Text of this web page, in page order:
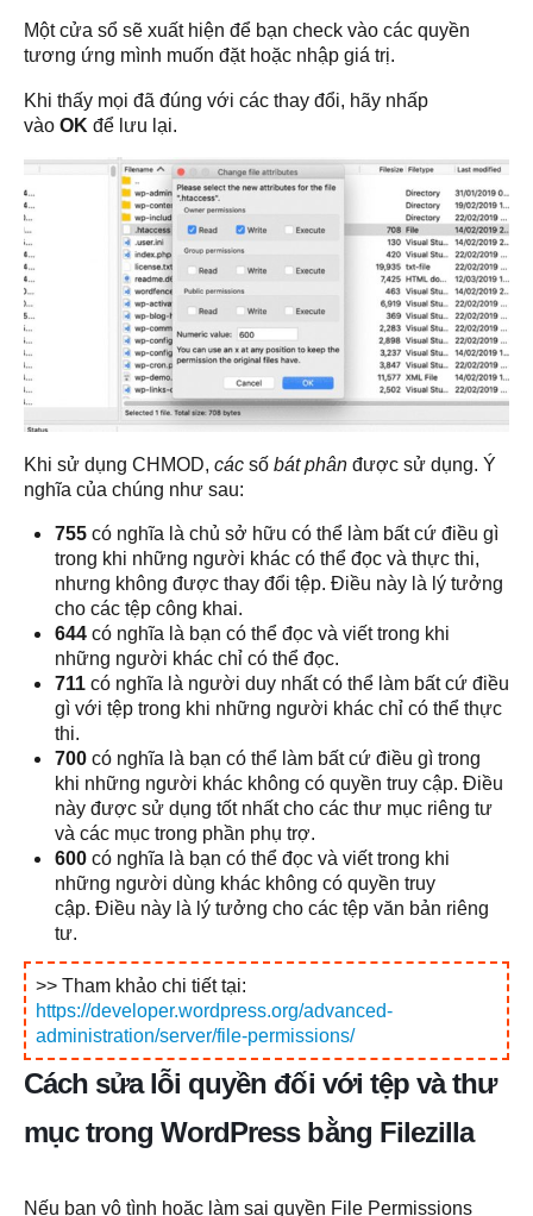
Một cửa sổ sẽ xuất hiện để bạn check vào các quyền
tương ứng mình muốn đặt hoặc nhập giá trị.
Khi thấy mọi đã đúng với các thay đổi, hãy nhấp
vào OK để lưu lại.
Khi sử dụng CHMOD, các số bát phân được sử dụng. Ý
nghĩa của chúng như sau:
755 có nghĩa là chủ sở hữu có thể làm bất cứ điều gì
trong khi những người khác có thể đọc và thực thi,
nhưng không được thay đổi tệp. Điều này là lý tưởng
cho các tệp công khai.
644 có nghĩa là bạn có thể đọc và viết trong khi
những người khác chỉ có thể đọc.
711 có nghĩa là người duy nhất có thể làm bất cứ điều
gì với tệp trong khi những người khác chỉ có thể thực
thi.
700 có nghĩa là bạn có thể làm bất cứ điều gì trong
khi những người khác không có quyền truy cập. Điều
này được sử dụng tốt nhất cho các thư mục riêng tư
và các mục trong phần phụ trợ.
600 có nghĩa là bạn có thể đọc và viết trong khi
những người dùng khác không có quyền truy
cập. Điều này là lý tưởng cho các tệp văn bản riêng
tư.
>> Tham khảo chi tiết tại:
https://developer.wordpress.org/advanced-
administration/server/file-permissions/
Cách sửa lỗi quyền đối với tệp và thư
mục trong WordPress bằng Filezilla
Nếu bạn vô tình hoặc làm sai quyền File Permissions